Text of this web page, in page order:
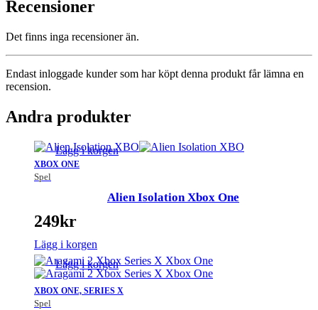
Recensioner
Det finns inga recensioner än.
Endast inloggade kunder som har köpt denna produkt får lämna en
recension.
Andra produkter
XBOX ONE
Spel
Lägg i korgen
Alien Isolation Xbox One
249kr
Lägg i korgen
XBOX ONE, SERIES X
Spel
Lägg i korgen